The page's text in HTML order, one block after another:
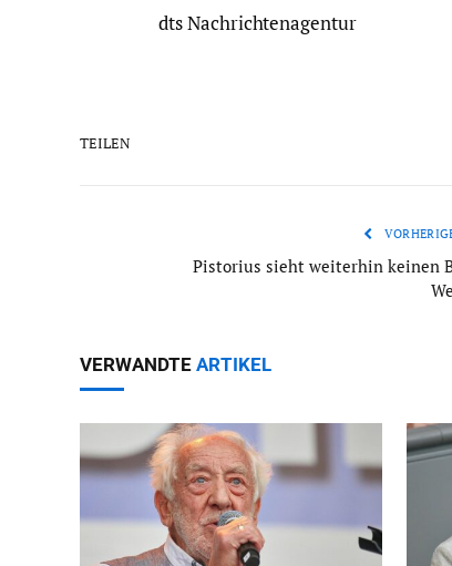
dts Nachrichtenagentur
TEILEN
Pistorius sieht weiterhin keinen
VERWANDTE ARTIKEL